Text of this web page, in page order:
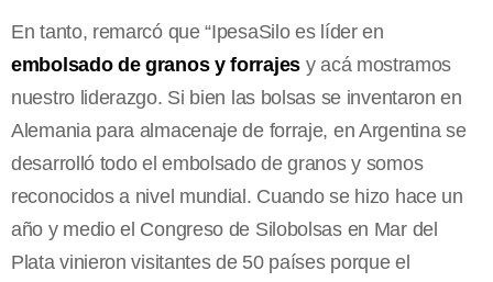
En tanto, remarcó que “IpesaSilo es líder en
embolsado de granos y forrajes y acá mostramos
nuestro liderazgo. Si bien las bolsas se inventaron en
Alemania para almacenaje de forraje, en Argentina se
desarrolló todo el embolsado de granos y somos
reconocidos a nivel mundial. Cuando se hizo hace un
año y medio el Congreso de Silobolsas en Mar del
Plata vinieron visitantes de 50 países porque el